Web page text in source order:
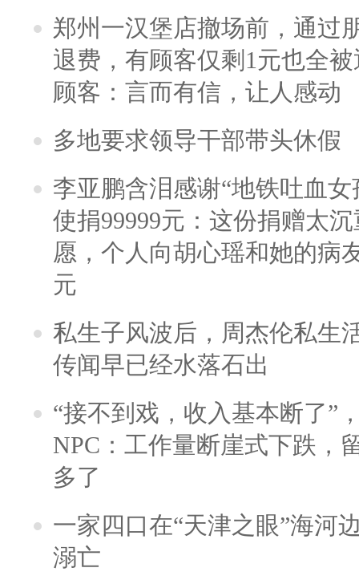
郑州一汉堡店撤场前，通过
退费，有顾客仅剩1元也全
顾客：言而有信，让人感动
多地要求领导干部带头休假
李亚鹏含泪感谢“地铁吐血
使捐99999元：这份捐赠太
愿，个人向胡心瑶和她的病
元
私生子风波后，周杰伦私生
传闻早已经水落石出
“接不到戏，收入基本断了”
NPC：工作量断崖式下跌，
多了
一家四口在“天津之眼”海河
溺亡